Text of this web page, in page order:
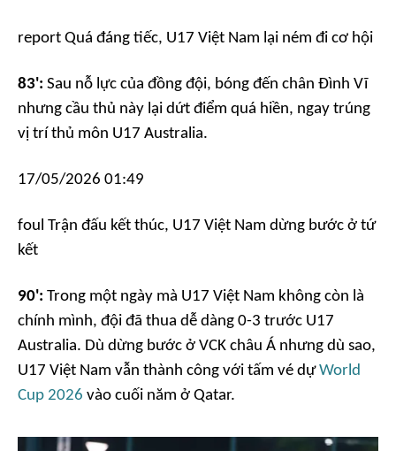
report Quá đáng tiếc, U17 Việt Nam lại ném đi cơ hội
83': Sau nỗ lực của đồng đội, bóng đến chân Đình Vĩ
nhưng cầu thủ này lại dứt điểm quá hiền, ngay trúng
vị trí thủ môn U17 Australia.
17/05/2026 01:49
foul Trận đấu kết thúc, U17 Việt Nam dừng bước ở tứ
kết
90': Trong một ngày mà U17 Việt Nam không còn là
chính mình, đội đã thua dễ dàng 0-3 trước U17
Australia. Dù dừng bước ở VCK châu Á nhưng dù sao,
U17 Việt Nam vẫn thành công với tấm vé dựWorld
Cup 2026 vào cuối năm ở Qatar.